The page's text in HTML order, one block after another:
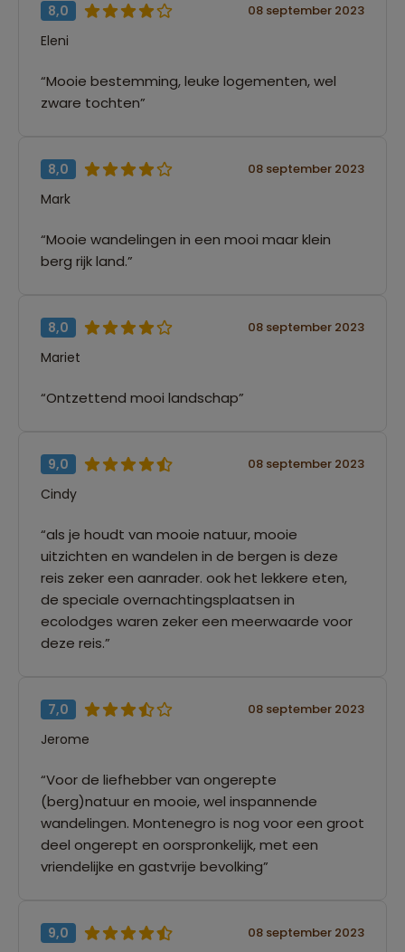
8,0 08 september 2023
Eleni
“Mooie bestemming, leuke logementen, wel
zware tochten”
8,0 08 september 2023
Mark
“Mooie wandelingen in een mooi maar klein
berg rijk land.”
8,0 08 september 2023
Mariet
“Ontzettend mooi landschap”
9,0 08 september 2023
Cindy
“als je houdt van mooie natuur, mooie
uitzichten en wandelen in de bergen is deze
reis zeker een aanrader. ook het lekkere eten,
de speciale overnachtingsplaatsen in
ecolodges waren zeker een meerwaarde voor
deze reis.”
7,0 08 september 2023
Jerome
“Voor de liefhebber van ongerepte
(berg)natuur en mooie, wel inspannende
wandelingen. Montenegro is nog voor een groot
deel ongerept en oorspronkelijk, met een
vriendelijke en gastvrije bevolking”
9,0 08 september 2023